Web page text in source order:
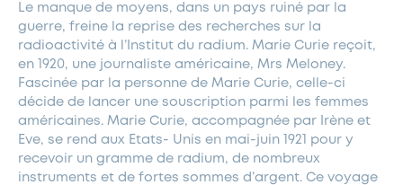
Le manque de moyens, dans un pays ruiné par la
guerre, freine la reprise des recherches sur la
radioactivité à l’Institut du radium. Marie Curie reçoit,
en 1920, une journaliste américaine, Mrs Meloney.
Fascinée par la personne de Marie Curie, celle-ci
décide de lancer une souscription parmi les femmes
américaines. Marie Curie, accompagnée par Irène et
Eve, se rend aux Etats- Unis en mai-juin 1921 pour y
recevoir un gramme de radium, de nombreux
instruments et de fortes sommes d’argent. Ce voyage